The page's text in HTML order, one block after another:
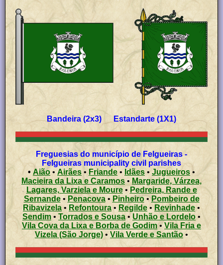
Bandeira (2x3) Estandarte (1X1)
Freguesias do município de Felgueiras -
Felgueiras municipality civil parishes
• Aião • Airães • Friande • Idães • Jugueiros •
Macieira da Lixa e Caramos •Margaride, Várzea,
Lagares, Varziela e Moure• Pedreira, Rande e
Sernande• Penacova• Pinheiro• Pombeiro de
Ribavizela • Refontoura • Regilde • Revinhade •
Sendim • Torrados e Sousa • Unhão e Lordelo •
Vila Cova da Lixa e Borba de Godim•Vila Fria e
Vizela (São Jorge) • Vila Verde e Santão •